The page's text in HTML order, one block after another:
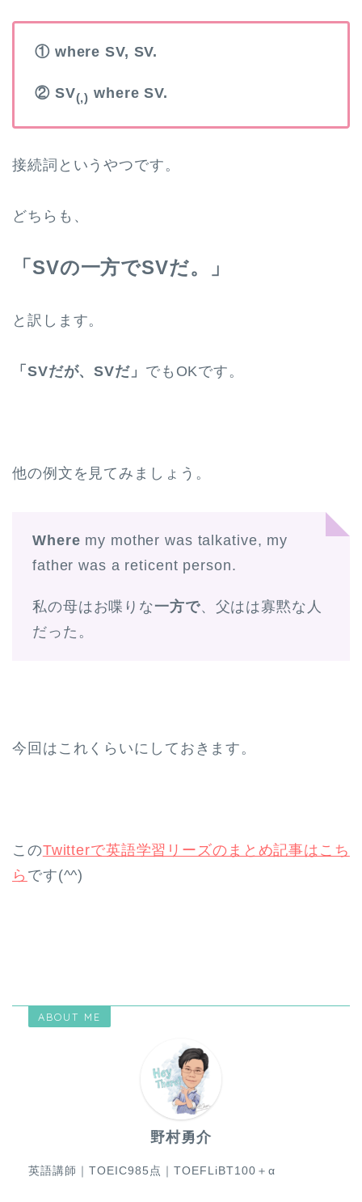
① where SV, SV.
② SV(,) where SV.
接続詞というやつです。
どちらも、
「SVの一方でSVだ。」
と訳します。
「SVだが、SVだ」 でもOKです。
他の例文を見てみましょう。
Where my mother was talkative, my
father was a reticent person.
私の母はお喋りな一方で、父はは寡黙な人
だった。
今回はこれくらいにしておきます。
このTwitterで英語学習リーズのまとめ記事はこち
ら です(^^)
ABOUT ME
野村勇介
英語講師｜TOEIC985点｜TOEFLiBT100＋α